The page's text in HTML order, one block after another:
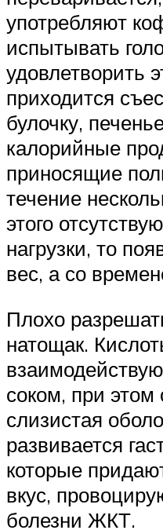
употребляют
испытывать
удовлетворить
приходится
булочку,
калорийные
приносящие
течение
этого
нагрузки, то
вес, а со
Плохо
натощак.
соком, при этом
слизистая
развивается
которые
вкус,
болезни ЖКТ.